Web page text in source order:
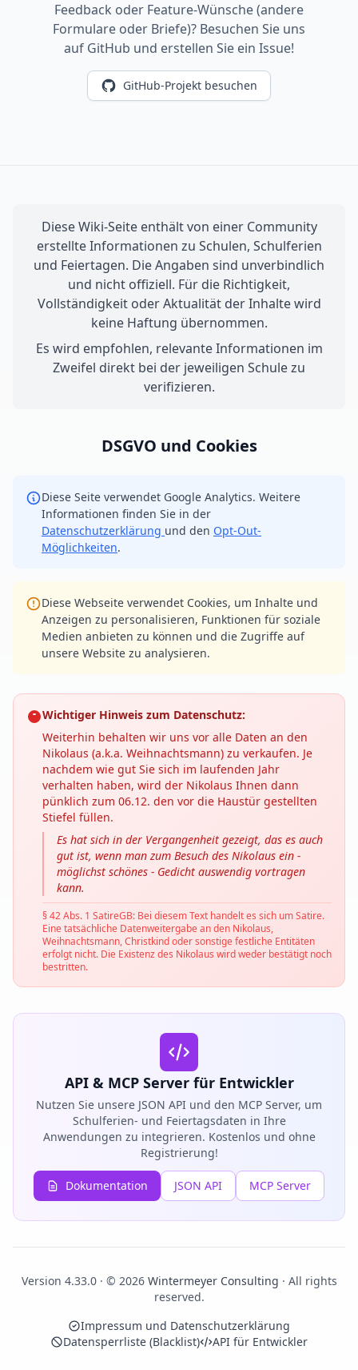
Feedback oder Feature-Wünsche (andere
Formulare oder Briefe)? Besuchen Sie uns
auf GitHub und erstellen Sie ein Issue!
GitHub-Projekt besuchen
Diese Wiki-Seite enthält von einer Community
erstellte Informationen zu Schulen, Schulferien
und Feiertagen. Die Angaben sind unverbindlich
und nicht offiziell. Für die Richtigkeit,
Vollständigkeit oder Aktualität der Inhalte wird
keine Haftung übernommen.
Es wird empfohlen, relevante Informationen im
Zweifel direkt bei der jeweiligen Schule zu
verifizieren.
DSGVO und Cookies
Diese Seite verwendet Google Analytics. Weitere
Informationen finden Sie in der
Datenschutzerklärung und den Opt-Out-
Möglichkeiten.
Diese Webseite verwendet Cookies, um Inhalte und
Anzeigen zu personalisieren, Funktionen für soziale
Medien anbieten zu können und die Zugriffe auf
unsere Website zu analysieren.
Wichtiger Hinweis zum Datenschutz:
Weiterhin behalten wir uns vor alle Daten an den
Nikolaus (a.k.a. Weihnachtsmann) zu verkaufen. Je
nachdem wie gut Sie sich im laufenden Jahr
verhalten haben, wird der Nikolaus Ihnen dann
pünklich zum 06.12. den vor die Haustür gestellten
Stiefel füllen.
Es hat sich in der Vergangenheit gezeigt, das es auch
gut ist, wenn man zum Besuch des Nikolaus ein -
möglichst schönes - Gedicht auswendig vortragen
kann.
§ 42 Abs. 1 SatireGB: Bei diesem Text handelt es sich um Satire.
Eine tatsächliche Datenweitergabe an den Nikolaus,
Weihnachtsmann, Christkind oder sonstige festliche Entitäten
erfolgt nicht. Die Existenz des Nikolaus wird weder bestätigt noch
bestritten.
API & MCP Server für Entwickler
Nutzen Sie unsere JSON API und den MCP Server, um
Schulferien- und Feiertagsdaten in Ihre
Anwendungen zu integrieren. Kostenlos und ohne
Registrierung!
Dokumentation JSON API MCP Server
Version 4.33.0 · © 2026 Wintermeyer Consulting · All rights
reserved.
Impressum und Datenschutzerklärung
Datensperrliste (Blacklist)
API für Entwickler